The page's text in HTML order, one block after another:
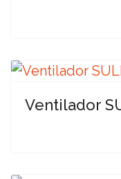
Ventilador